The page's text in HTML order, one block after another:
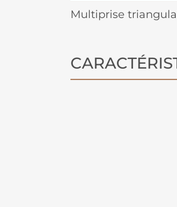
Multiprise